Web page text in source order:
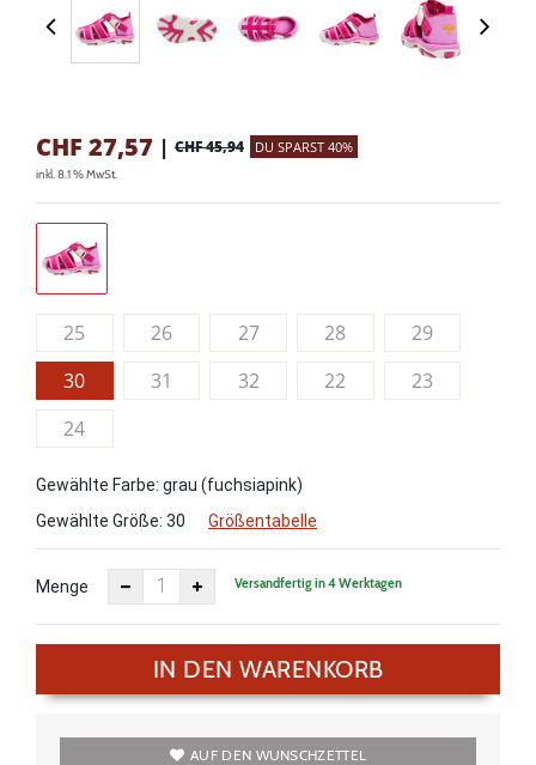
CHF 27,57 | CHF 45,94 DU SPARST 40%
inkl. 8.1 % MwSt.
25 26 27 28
29
30
31 32 22
23
24
Gewählte Farbe: grau (fuchsiapink)
Gewählte Größe: 30 Größentabelle
Menge Versandfertig in 4 Werktagen
IN DEN WARENKORB
AUF DEN WUNSCHZETTEL